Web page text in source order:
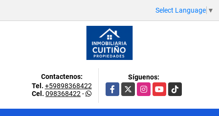
Select Language ▼
Contactenos:
Tel. +59898368422
Cel. 098368422 -
Síguenos:
Facebook
X InstagramYouTubeTikTok